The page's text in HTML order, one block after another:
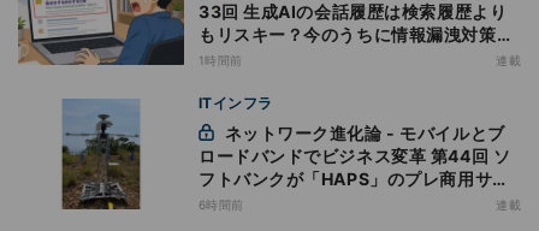
33回 生成AIの会話履歴は検索履歴より
もリスキー？今のうちに情報漏洩対策を
万全にしておこう
1時間前 連載
ITインフラ
ロードバンドでビジネス変革 第44回 ソ
フトバンクが「HAPS」のプレ商用サー
ビス開始を表明、本格的な商用展開のめ
6時間前 連載